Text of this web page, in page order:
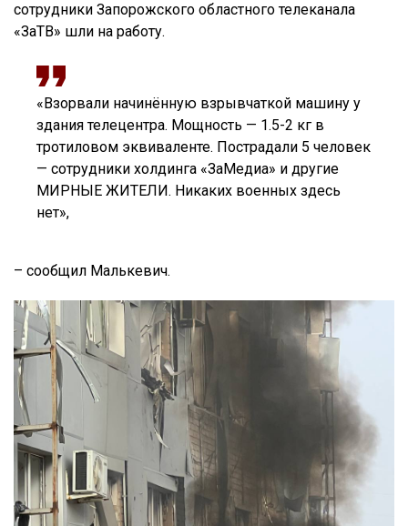
сотрудники Запорожского областного телеканала
«ЗаТВ» шли на работу.
«Взорвали начинённую взрывчаткой машину у
здания телецентра. Мощность — 1.5-2 кг в
тротиловом эквиваленте. Пострадали 5 человек
— сотрудники холдинга «ЗаМедиа» и другие
МИРНЫЕ ЖИТЕЛИ. Никаких военных здесь
нет»,
– сообщил Малькевич.